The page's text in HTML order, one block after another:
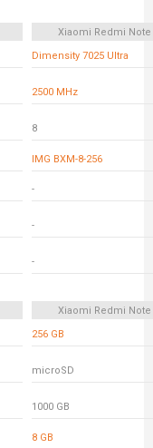
Xiaomi Redmi Note
Dimensity 7025 Ultra
2500 MHz
8
IMG BXM-8-256
-
-
-
Xiaomi Redmi Note
256 GB
microSD
1000 GB
8 GB